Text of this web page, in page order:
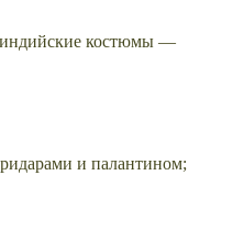
индийские костюмы —
и палантином;